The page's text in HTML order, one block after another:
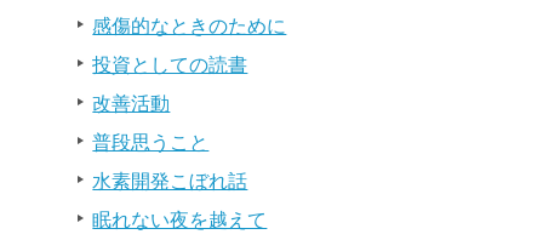
感傷的なときのために
投資としての読書
改善活動
普段思うこと
水素開発こぼれ話
眠れない夜を越えて